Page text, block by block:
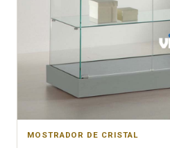
MOSTRADOR DE CRISTAL